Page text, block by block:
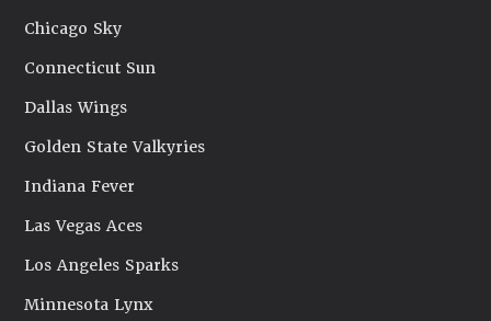
Chicago Sky
Connecticut Sun
Dallas Wings
Golden State Valkyries
Indiana Fever
Las Vegas Aces
Los Angeles Sparks
Minnesota Lynx